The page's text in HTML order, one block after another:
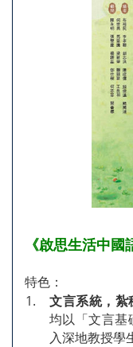
《啟思生活中國
特色：
1.
文言系統，紮
均以「文言
入深地教授學